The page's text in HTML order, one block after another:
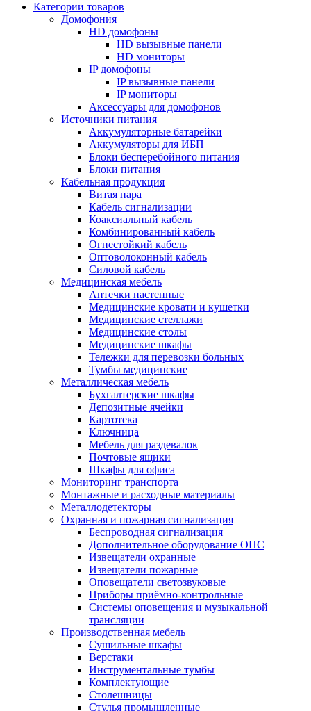
Категории товаров
Домофония
HD домофоны
HD вызывные панели
HD мониторы
IP домофоны
IP вызывные панели
IP мониторы
Аксессуары для домофонов
Источники питания
Аккумуляторные батарейки
Аккумуляторы для ИБП
Блоки бесперебойного питания
Блоки питания
Кабельная продукция
Витая пара
Кабель сигнализации
Коаксиальный кабель
Комбинированный кабель
Огнестойкий кабель
Оптоволоконный кабель
Силовой кабель
Медицинская мебель
Аптечки настенные
Медицинские кровати и кушетки
Медицинские стеллажи
Медицинские столы
Медицинские шкафы
Тележки для перевозки больных
Тумбы медицинские
Металлическая мебель
Бухгалтерские шкафы
Депозитные ячейки
Картотека
Ключница
Мебель для раздевалок
Почтовые ящики
Шкафы для офиса
Мониторинг транспорта
Монтажные и расходные материалы
Металлодетекторы
Охранная и пожарная сигнализация
Беспроводная сигнализация
Дополнительное оборудование ОПС
Извещатели охранные
Извещатели пожарные
Оповещатели светозвуковые
Приборы приёмно-контрольные
Системы оповещения и музыкальной
трансляции
Производственная мебель
Cушильные шкафы
Верстаки
Инструментальные тумбы
Комплектующие
Столешницы
Стулья промышленные